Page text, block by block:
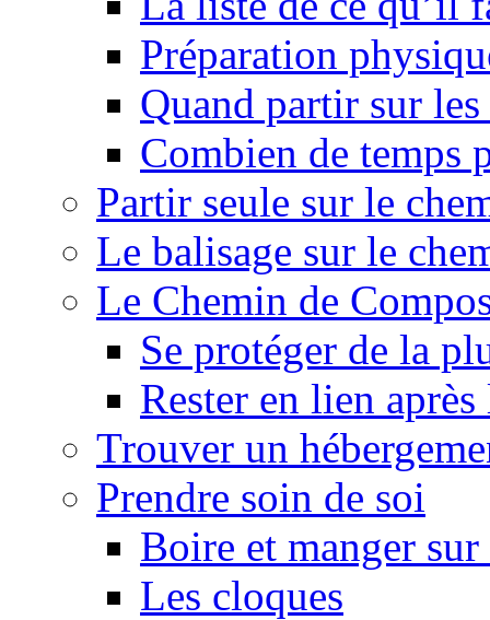
Préparation
Quand partir sur
Combien de
Partir seule sur le
Le balisage sur le
Le Chemin de
Se protéger de la
Rester en lien
Trouver un
Prendre soin de soi
Boire et manger
Les cloques